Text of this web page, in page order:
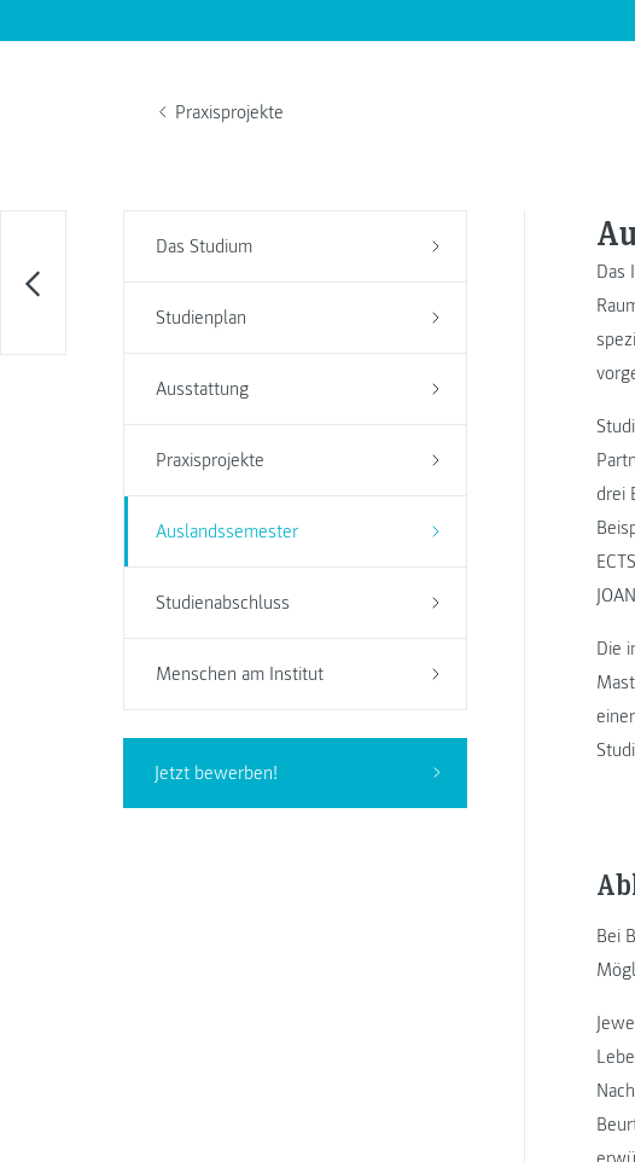
Praxisprojekte
Das Studium
Studienplan
Ausstattung
Praxisprojekte
Auslandssemester
Studienabschluss
Menschen am Institut
Jetzt bewerben!
Das
drei
Die
Bei